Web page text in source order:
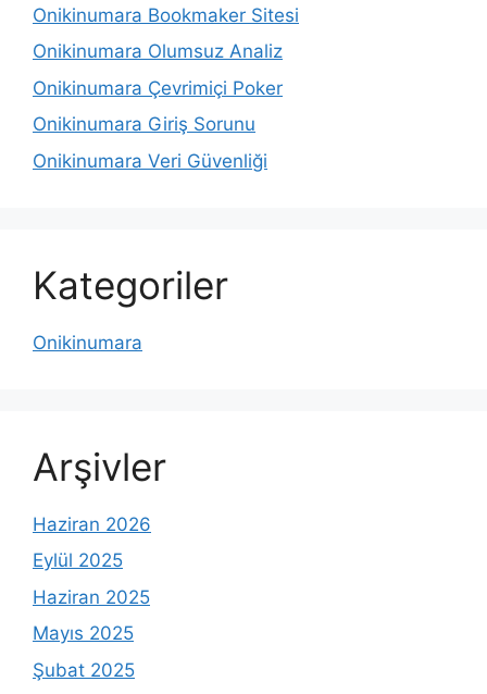
Onikinumara Bookmaker Sitesi
Onikinumara Olumsuz Analiz
Onikinumara Çevrimiçi Poker
Onikinumara Giriş Sorunu
Onikinumara Veri Güvenliği
Kategoriler
Onikinumara
Arşivler
Haziran 2026
Eylül 2025
Haziran 2025
Mayıs 2025
Şubat 2025